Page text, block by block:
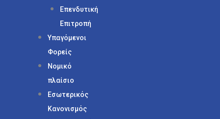
Επενδυτική
Επιτροπή
Υπαγόμενοι
Φορείς
Νομικό
πλαίσιο
Εσωτερικός
Κανονισμός